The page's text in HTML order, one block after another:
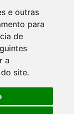
e outras
para
de
a
site.